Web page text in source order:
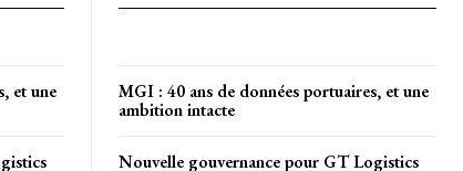
et une
MGI : 40 ans de données portuaires, et une
ambition intacte
Nouvelle gouvernance pour GT Logistics